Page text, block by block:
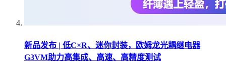
新品发布 | 低C×R、迷你封装，欧姆龙光耦继电器
G3VM助力高集成、高速、高精度测试